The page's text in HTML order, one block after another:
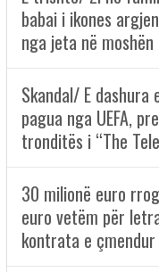
babai i ikones
nga jeta në
Skandal/ E dashura
pagua nga UEFA,
tronditës i “The
30 milionë euro
euro vetëm për
kontrata e çmendur